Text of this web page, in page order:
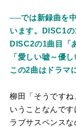
──では新録曲を
います。DISC1の
DISC2の1曲目「
「愛しい嘘～優
この2曲はドラマ
柳田「そうです
いうことなんで
ラブサスペンス